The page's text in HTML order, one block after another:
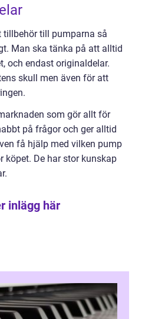
tillbehör till pumparna så
Man ska tänka på att alltid
och endast originaldelar.
skull men även för att
som gör allt för
på frågor och ger alltid
få hjälp med vilken pump
köpet. De har stor kunskap
inlägg här